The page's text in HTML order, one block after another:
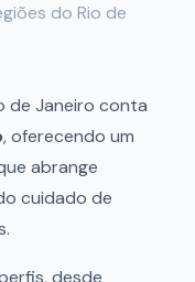
do Rio de
de Janeiro conta
, oferecendo um
abrange
cuidado de
desde